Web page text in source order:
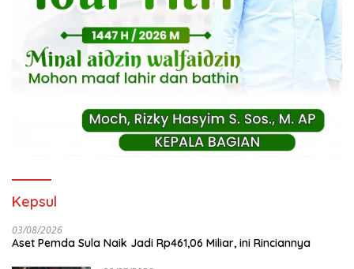
Kepsul
03/08/2026
Aset Pemda Sula Naik Jadi Rp461,06 Miliar, ini Rinciannya